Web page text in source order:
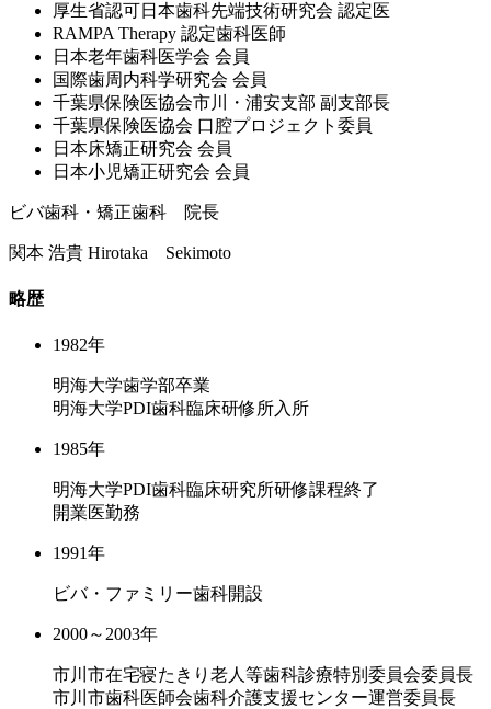
厚⽣省認可⽇本⻭科先端技術研究会 認定医
RAMPA Therapy 認定⻭科医師
⽇本⽼年⻭科医学会 会員
国際⻭周内科学研究会 会員
千葉県保険医協会市川・浦安⽀部 副⽀部⻑
千葉県保険医協会 ⼝腔プロジェクト委員
⽇本床矯正研究会 会員
⽇本⼩児矯正研究会 会員
ビバ歯科・矯正歯科 院長
関本 浩貴 Hirotaka Sekimoto
略歴
1982年
明海大学歯学部卒業
明海大学PDI歯科臨床研修所入所
1985年
明海大学PDI歯科臨床研究所研修課程終了
開業医勤務
1991年
ビバ・ファミリー歯科開設
2000～2003年
市川市在宅寝たきり老人等歯科診療特別委員会委員長
市川市歯科医師会歯科介護支援センター運営委員長